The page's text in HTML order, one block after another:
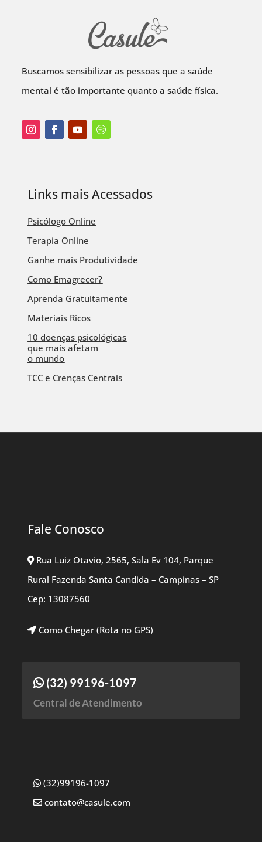
Buscamos sensibilizar as pessoas que a saúde
mental é tão importante quanto a saúde física.
Links mais Acessados
Psicólogo Online
Terapia Online
Ganhe mais Produtividade
Como Emagrecer?
Aprenda Gratuitamente
Materiais Ricos
10 doenças psicológicas
que mais afetam
o mundo
TCC e Crenças Centrais
Fale Conosco
Rua Luiz Otavio, 2565, Sala Ev 104, Parque
Rural Fazenda Santa Candida – Campinas – SP
Cep: 13087560
Como Chegar (Rota no GPS)
(32) 99196-1097
Central de Atendimento
(32)99196-1097
contato@casule.com